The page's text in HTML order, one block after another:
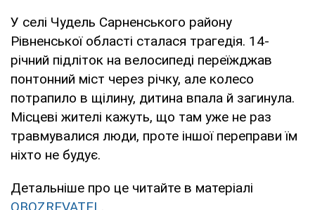
У селі Чудель Сарненського району
Рівненської області сталася трагедія. 14-
річний підліток на велосипеді переїжджав
понтонний міст через річку, але колесо
потрапило в щілину, дитина впала й загинула.
Місцеві жителі кажуть, що там уже не раз
травмувалися люди, проте іншої переправи їм
ніхто не будує.
Детальніше про це читайте в матеріалі
OBOZREVATEL.